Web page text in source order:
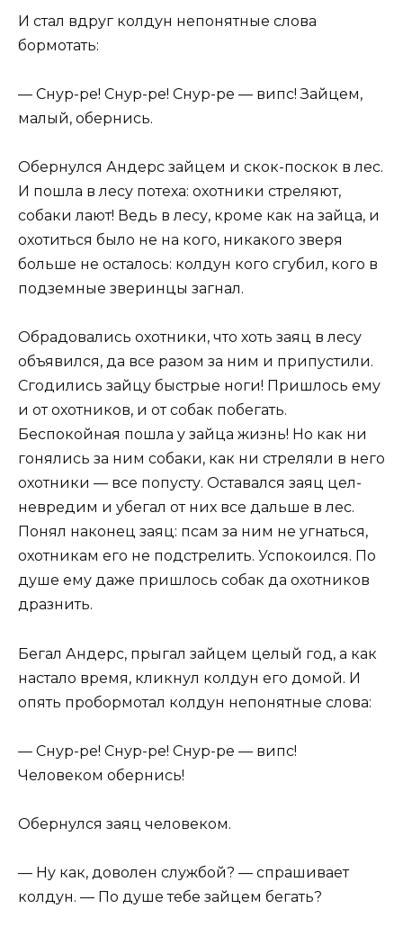
И стал вдруг колдун непонятные слова
бормотать:
— Снур-ре! Снур-ре! Снур-ре — випс! Зайцем,
малый, обернись.
Обернулся Андерс зайцем и скок-поскок в лес.
И пошла в лесу потеха: охотники стреляют,
собаки лают! Ведь в лесу, кроме как на зайца, и
охотиться было не на кого, никакого зверя
больше не осталось: колдун кого сгубил, кого в
подземные зверинцы загнал.
Обрадовались охотники, что хоть заяц в лесу
объявился, да все разом за ним и припустили.
Сгодились зайцу быстрые ноги! Пришлось ему
и от охотников, и от собак побегать.
Беспокойная пошла у зайца жизнь! Но как ни
гонялись за ним собаки, как ни стреляли в него
охотники — все попусту. Оставался заяц цел-
невредим и убегал от них все дальше в лес.
Понял наконец заяц: псам за ним не угнаться,
охотникам его не подстрелить. Успокоился. По
душе ему даже пришлось собак да охотников
дразнить.
Бегал Андерс, прыгал зайцем целый год, а как
настало время, кликнул колдун его домой. И
опять пробормотал колдун непонятные слова:
— Снур-ре! Снур-ре! Снур-ре — випс!
Человеком обернись!
Обернулся заяц человеком.
— Ну как, доволен службой? — спрашивает
колдун. — По душе тебе зайцем бегать?